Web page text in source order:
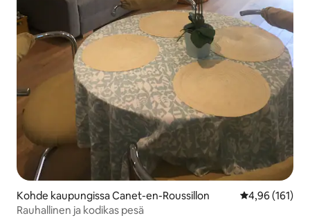
Kohde kaupungissa Canet-en-Roussillon
4,96 (161)
Rauhallinen ja kodikas pesä